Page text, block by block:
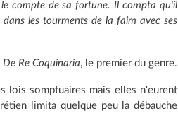
compte de sa fortune. Il compta qu'il
les tourments de la faim avec ses
De Re Coquinaria, le premier du genre.
lois somptuaires mais elles n'eurent
limita quelque peu la débauche